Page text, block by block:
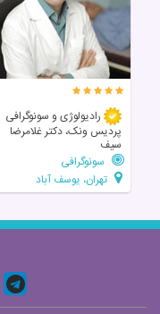
رادیولوژی و سونوگرافی
پردیس ونک، دکتر غلامرضا
سیف
سونوگرافی
تهران، یوسف آباد